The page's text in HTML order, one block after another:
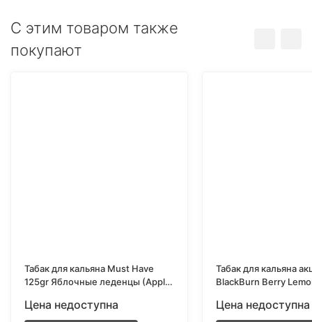
C этим товаром также
покупают
Табак для кальяна Must Have
125gr Яблочные леденцы (Apple
Цена недоступна
Табак для кальяна
BlackBurn Berry
Цена недоступна